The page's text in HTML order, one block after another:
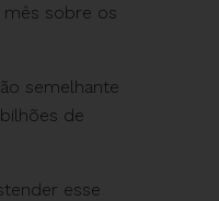
mês sobre os
semelhante
de
esse